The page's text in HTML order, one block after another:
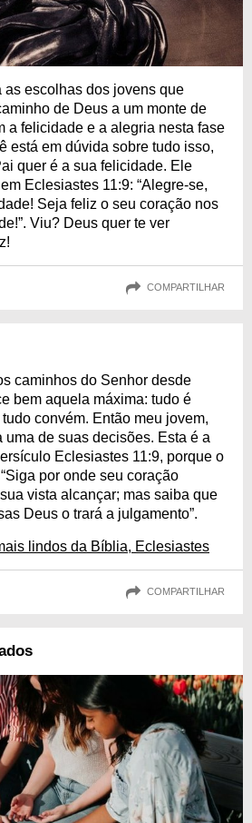
as escolhas dos jovens que
de Deus a um monte de
a felicidade e a alegria nesta fase
está em dúvida sobre tudo isso,
quer é a sua felicidade. Ele
Eclesiastes 11:9: “Alegre-se,
Seja feliz o seu coração nos
Viu? Deus quer te ver
COMPARTILHAR
caminhos do Senhor desde
bem aquela máxima: tudo é
convém. Então meu jovem,
uma de suas decisões. Esta é a
Eclesiastes 11:9, porque o
por onde seu coração
vista alcançar; mas saiba que
Deus o trará a julgamento”.
lindos da Bíblia, Eclesiastes
COMPARTILHAR